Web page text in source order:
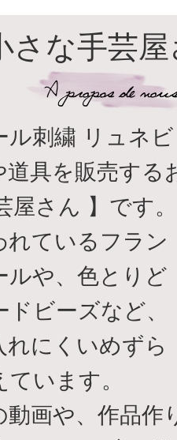
さな手芸
ル刺繍 リュネビ
道具を販売する
屋さん 】です。
れているフラン
ルや、色とりど
ビーズなど、
れにくいめずら
います。
動画や、作品作